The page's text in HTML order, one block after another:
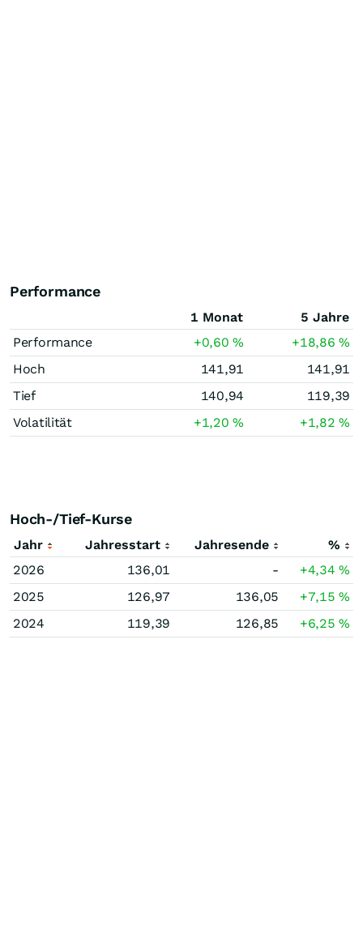
Performance
1 Monat
5 Jahre
Performance
+0,60% +18,86%
Hoch
141,91
141,91
Tief
140,94
119,39
Volatilität
+1,20% +1,82%
Hoch-/Tief-Kurse
Jahr Jahresstart Jahresende
%
2026
136,01 - +4,34%
2025
126,97 136,05 +7,15%
2024
119,39 126,85 +6,25%